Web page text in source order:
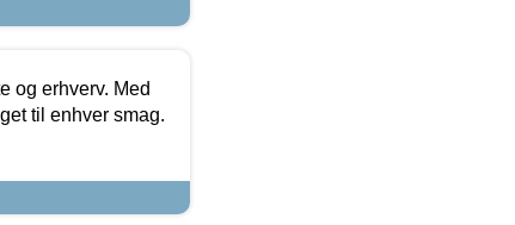
og erhverv. Med
til enhver smag.